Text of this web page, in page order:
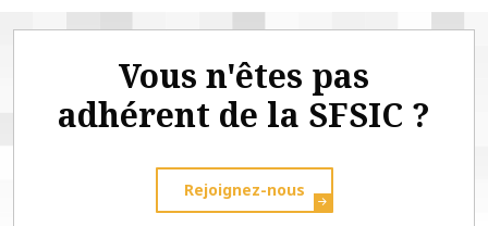
Vous n'êtes pas
adhérent de la SFSIC ?
Rejoignez-nous